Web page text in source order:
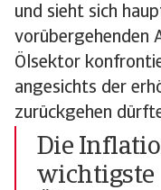
und sieht sich
vorübergehenden
Ölsektor
angesichts der
zurückgehen
Die
wichtigste